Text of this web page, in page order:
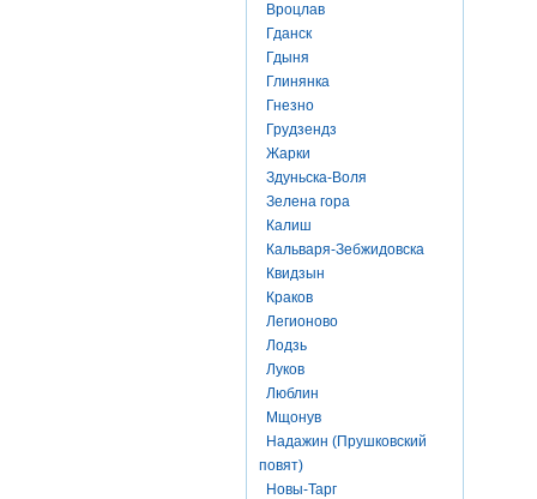
Вроцлав
Гданск
Гдыня
Глинянка
Гнезно
Грудзендз
Жарки
Здуньска-Воля
Зелена гора
Калиш
Кальваря-Зебжидовска
Квидзын
Краков
Легионово
Лодзь
Луков
Люблин
Мщонув
Надажин (Прушковский
повят)
Новы-Тарг